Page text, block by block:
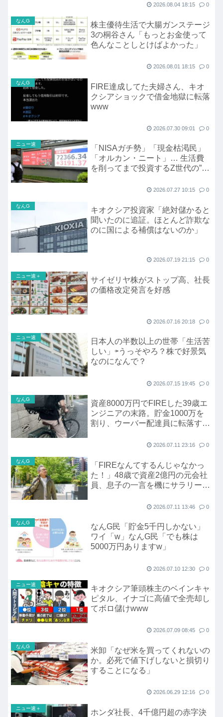
2026.08.04 18:15 0
なんG
株主優待生活で大腸ガンステージ
3の桐谷さん「もっとお金使って
色んなことしとけばよかった」
2026.08.01 18:15 0
なんG
FIRE達成してた夫婦さん、キオ
クシアショックで借金地獄に転落
www
2026.07.30 09:01 0
ニュー速
「NISAガチ勢」「現金枯渇民」
「オルカン・ニート」… 生活費
を削ってまで投資するZ世代の”誤
2026.07.27 10:15 0
なんG
キオクシア投資家「絶対儲かると
聞いたのに追証。ほとんど詐欺な
のに国による補償はないのか」
2026.07.19 21:15 0
ニュー速＋
サイゼリヤ株がストップ高、社長
の価格改定発言を好感
2026.07.16 20:18 0
ニュー速
日本人の半数以上の世帯「生活苦
しい」⇦うっそやろ？株で好景気
なのになんで？
2026.07.15 19:45 0
なんG
資産8000万円でFIREした39歳エ
ンジニアの末路。貯金1000万を
割り、ウーバー配達員に転落する
2026.07.11 23:16 0
なんG
「FIREなんてするんじゃなかっ
た！」48歳で資産2億円の元会社
員、息子の一言を機にサラリーマ
2026.07.11 13:46 0
なんG
なんG民「貯金5千円しかない」
ワイ「w」なんG民「でも株は
5000万円ありますw」
2026.07.10 12:30 0
ニュー速
キオクシア筆頭株主のベインキャ
ピタル、イナゴに高値で全売却し
てボロ儲けwww
2026.07.09 08:45 0
なんG
米卸「なぜ米を買ってくれないの
か。必死で値下げしないと損切り
することになる」
2026.06.29 12:16 0
ニュー速＋
ホンダ社長、4千億円超の赤字決